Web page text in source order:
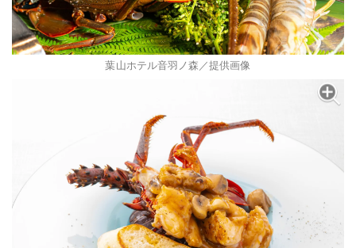
葉山ホテル音羽ノ森／提供画像